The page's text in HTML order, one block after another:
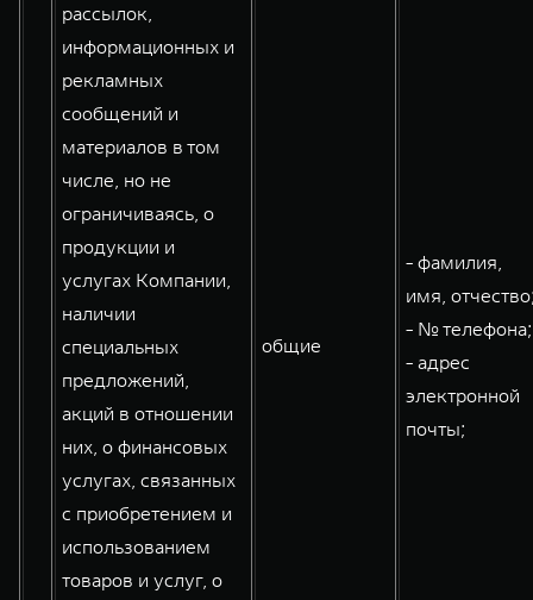
рассылок,
информационных и
рекламных
сообщений и
материалов в том
числе, но не
ограничиваясь, о
продукции и
услугах Компании,
наличии
специальных
предложений,
акций в отношении
них, о финансовых
услугах, связанных
с приобретением и
использованием
товаров и услуг, о
общие
- фамилия,
имя,
- № телефона;
- адрес
электронной
почты;